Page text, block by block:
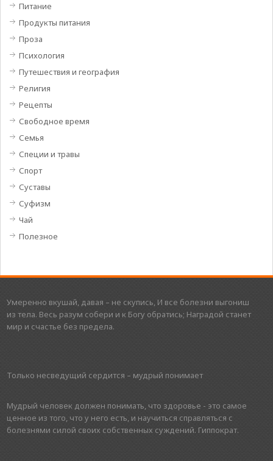
Питание
Продукты питания
Проза
Психология
Путешествия и география
Религия
Рецепты
Свободное время
Семья
Специи и травы
Спорт
Суставы
Суфизм
Чай
Полезное
Умеренно вкушай, давая – не скупись, И все болезни выгониш
из тела. Весь разум собери и к Богу обратись; Наградой станет
мир и счастье без предела.
Только несведущий сердится – мудрый понимает
Мудрый человек должен понимать, что здоровье - это самое
ценное из того, что у него есть, и научиться справляться с
болезнями силой своих собственных суждений. Гиппократ.